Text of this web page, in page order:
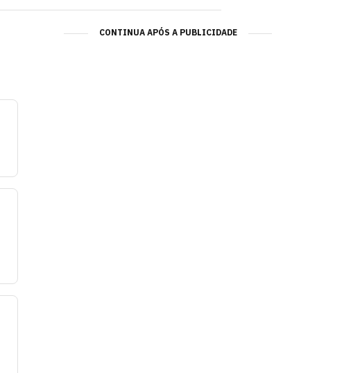
CONTINUA APÓS A PUBLICIDADE